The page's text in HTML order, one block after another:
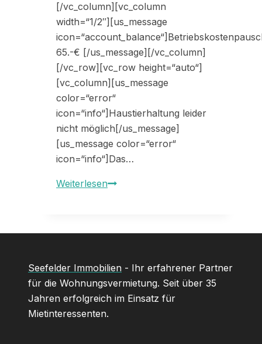
[/vc_column][vc_column
width=“1/2″][us_message
65.-€ [/us_message][/vc_column]
[/vc_row][vc_row height=“auto“]
[vc_column][us_message
color=“error“
icon=“info“]Haustierhaltung leider
nicht möglich[/us_message]
[us_message color=“error“
icon=“info“]Das…
Weiterlesen33248
Seefelder Immobilien - Ihr erfahrener Partner
für die Wohnungsvermietung. Seit über 35
Jahren erfolgreich im Einsatz für
Mietinteressenten.